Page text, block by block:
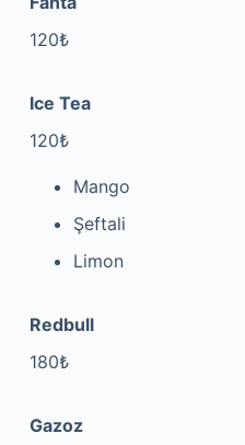
120₺
Ice Tea
120₺
Mango
Şeftali
Limon
Redbull
180₺
Gazoz